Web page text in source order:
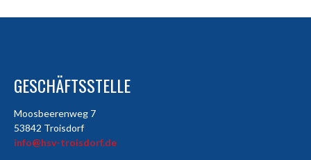
GESCHÄFTSSTELLE
Moosbeerenweg 7
53842 Troisdorf
info@hsv-troisdorf.de